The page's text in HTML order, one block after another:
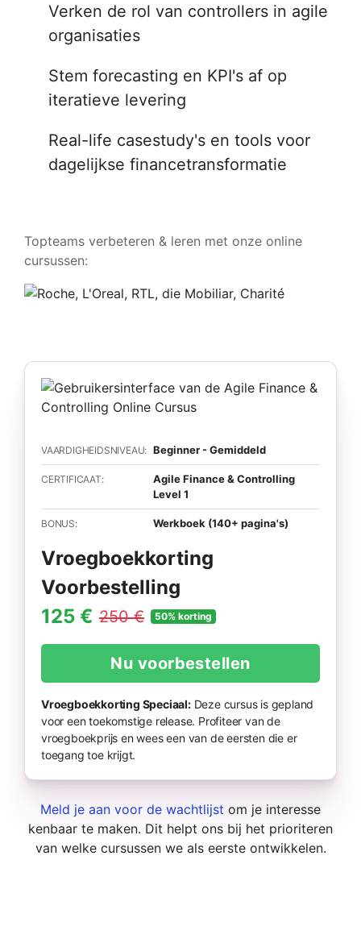
VAARDIGHEIDSNIVEAU: Beginner - Gemiddeld
CERTIFICAAT:
Agile Finance & Controlling
Level 1
BONUS: Werkboek (140+ pagina's)
Vroegboekkorting
Voorbestelling
125 € 250 € 50% korting
Nu voorbestellen
Vroegboekkorting Speciaal:Deze cursus is gepland
voor een toekomstige release. Profiteer van de
vroegboekprijs en wees een van de eersten die er
toegang toe krijgt.
Meld je aan voor de wachtlijst om je interesse
kenbaar te maken. Dit helpt ons bij het prioriteren
van welke cursussen we als eerste ontwikkelen.
Verken de rol van controllers in agile
organisaties
Stem forecasting en KPI's af op
iteratieve levering
Real-life casestudy's en tools voor
dagelijkse financetransformatie
Topteams verbeteren & leren met onze online
cursussen: